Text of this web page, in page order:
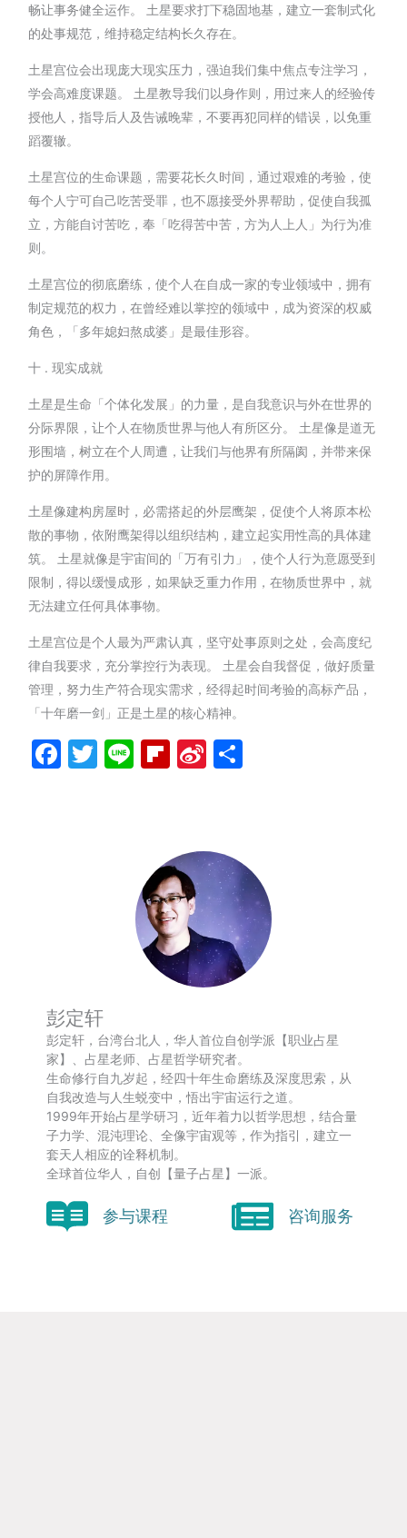
畅让事务健全运作。 土星要求打下稳固地基，建立一套制式化
的处事规范，维持稳定结构长久存在。
土星宫位会出现庞大现实压力，强迫我们集中焦点专注学习，
学会高难度课题。 土星教导我们以身作则，用过来人的经验传
授他人，指导后人及告诫晚辈，不要再犯同样的错误，以免重
蹈覆辙。
土星宫位的生命课题，需要花长久时间，通过艰难的考验，使
每个人宁可自己吃苦受罪，也不愿接受外界帮助，促使自我孤
立，方能自讨苦吃，奉「吃得苦中苦，方为人上人」为行为准
则。
土星宫位的彻底磨练，使个人在自成一家的专业领域中，拥有
制定规范的权力，在曾经难以掌控的领域中，成为资深的权威
角色，「多年媳妇熬成婆」是最佳形容。
十 . 现实成就
土星是生命「个体化发展」的力量，是自我意识与外在世界的
分际界限，让个人在物质世界与他人有所区分。 土星像是道无
形围墙，树立在个人周遭，让我们与他界有所隔阂，并带来保
护的屏障作用。
土星像建构房屋时，必需搭起的外层鹰架，促使个人将原本松
散的事物，依附鹰架得以组织结构，建立起实用性高的具体建
筑。 土星就像是宇宙间的「万有引力」，使个人行为意愿受到
限制，得以缓慢成形，如果缺乏重力作用，在物质世界中，就
无法建立任何具体事物。
土星宫位是个人最为严肃认真，坚守处事原则之处，会高度纪
律自我要求，充分掌控行为表现。 土星会自我督促，做好质量
管理，努力生产符合现实需求，经得起时间考验的高标产品，
「十年磨一剑」正是土星的核心精神。
Facebook
Twitter
LineFlipboard
Sina
彭定轩
彭定轩，台湾台北人，华人首位自创学派【职业占星
家】、占星老师、占星哲学研究者。
生命修行自九岁起，经四十年生命磨练及深度思索，从
自我改造与人生蜕变中，悟出宇宙运行之道。
1999年开始占星学研习，近年着力以哲学思想，结合量
子力学、混沌理论、全像宇宙观等，作为指引，建立一
套天人相应的诠释机制。
全球首位华人，自创【量子占星】一派。
参与课程 咨询服务